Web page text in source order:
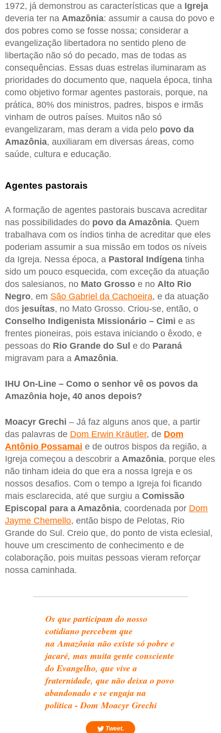
1972, já demonstrou as características que a Igreja
deveria ter na Amazônia: assumir a causa do povo e
dos pobres como se fosse nossa; considerar a
evangelização libertadora no sentido pleno de
libertação não só do pecado, mas de todas as
consequências. Essas duas estrelas iluminaram as
prioridades do documento que, naquela época, tinha
como objetivo formar agentes pastorais, porque, na
prática, 80% dos ministros, padres, bispos e irmãs
vinham de outros países. Muitos não só
evangelizaram, mas deram a vida pelo povo da
Amazônia, auxiliaram em diversas áreas, como
saúde, cultura e educação.
Agentes pastorais
A formação de agentes pastorais buscava acreditar
nas possibilidades do povo da Amazônia. Quem
trabalhava com os índios tinha de acreditar que eles
poderiam assumir a sua missão em todos os níveis
da Igreja. Nessa época, a Pastoral Indígena tinha
sido um pouco esquecida, com exceção da atuação
dos salesianos, no Mato Grosso e no Alto Rio
Negro, em São Gabriel da Cachoeira, e da atuação
dos jesuítas, no Mato Grosso. Criou-se, então, o
Conselho Indigenista Missionário – Cimi e as
frentes pioneiras, pois estava iniciando o êxodo, e
pessoas do Rio Grande do Sul e do Paraná
migravam para a Amazônia.
IHU On-Line – Como o senhor vê os povos da
Amazônia hoje, 40 anos depois?
Moacyr Grechi – Já faz alguns anos que, a partir
das palavras de Dom Erwin Kräutler, de Dom
Antônio Possamai e de outros bispos da região, a
Igreja começou a descobrir a Amazônia, porque eles
não tinham ideia do que era a nossa Igreja e os
nossos desafios. Com o tempo a Igreja foi ficando
mais esclarecida, até que surgiu a Comissão
Episcopal para a Amazônia, coordenada por Dom
Jayme Chemello, então bispo de Pelotas, Rio
Grande do Sul. Creio que, do ponto de vista eclesial,
houve um crescimento de conhecimento e de
colaboração, pois muitas pessoas vieram reforçar
nossa caminhada.
Os que participam do nosso
cotidiano percebem que
na Amazônia não existe só pobre e
jacaré, mas muita gente consciente
do Evangelho, que vive a
fraternidade, que não deixa o povo
abandonado e se engaja na
política - Dom Moacyr Grechi
Tweet.